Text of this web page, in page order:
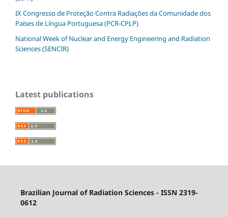
IX Congresso de Proteção Contra Radiações da Comunidade dos
Países de Língua Portuguesa (PCR-CPLP)
National Week of Nuclear and Energy Engineering and Radiation
Sciences (SENCIR)
Latest publications
Brazilian Journal of Radiation Sciences - ISSN 2319-
0612